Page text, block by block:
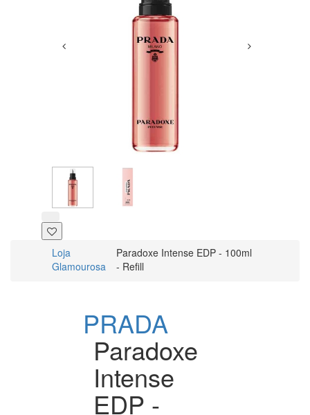
Loja
Glamourosa
Paradoxe Intense EDP - 100ml
- Refill
PRADA
Paradoxe
Intense
EDP -